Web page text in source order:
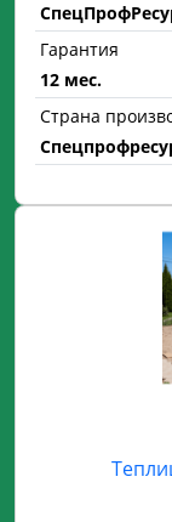
Гарантия
12 мес.
Страна